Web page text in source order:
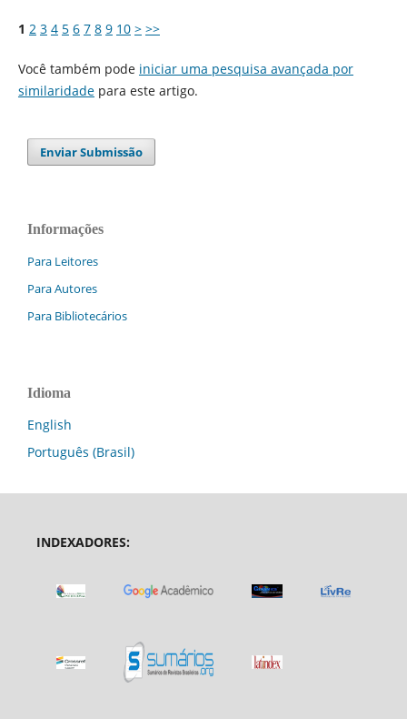
1 2 3 4 5 6 7 8 9 10 > >>
Você também pode iniciar uma pesquisa avançada por
similaridadepara este artigo.
Enviar Submissão
Informações
Para Leitores
Para Autores
Para Bibliotecários
Idioma
English
Português (Brasil)
INDEXADORES: